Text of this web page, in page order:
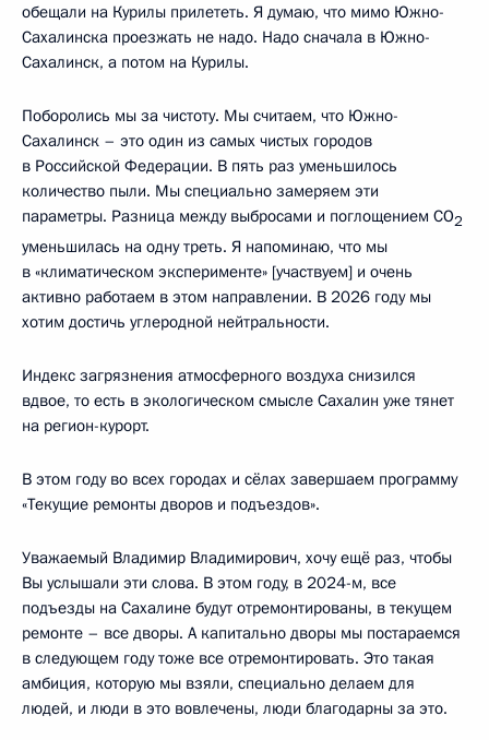
обещали на Курилы прилететь. Я думаю, что мимо Южно-
Сахалинска проезжать не надо. Надо сначала в Южно-
Сахалинск, а потом на Курилы.
Поборолись мы за чистоту. Мы считаем, что Южно-
Сахалинск – это один из самых чистых городов
в Российской Федерации. В пять раз уменьшилось
количество пыли. Мы специально замеряем эти
параметры. Разница между выбросами и поглощением CO2
уменьшилась на одну треть. Я напоминаю, что мы
в «климатическом эксперименте» [участвуем] и очень
активно работаем в этом направлении. В 2026 году мы
хотим достичь углеродной нейтральности.
Индекс загрязнения атмосферного воздуха снизился
вдвое, то есть в экологическом смысле Сахалин уже тянет
на регион-курорт.
В этом году во всех городах и сёлах завершаем программу
«Текущие ремонты дворов и подъездов».
Уважаемый Владимир Владимирович, хочу ещё раз, чтобы
Вы услышали эти слова. В этом году, в 2024-м, все
подъезды на Сахалине будут отремонтированы, в текущем
ремонте – все дворы. А капитально дворы мы постараемся
в следующем году тоже все отремонтировать. Это такая
амбиция, которую мы взяли, специально делаем для
людей, и люди в это вовлечены, люди благодарны за это.